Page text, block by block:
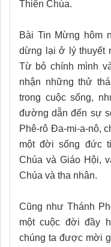
Thiên Chúa.
Bài Tin Mừng hôm
dừng lại ở lý thuyết
Từ bỏ chính mình
nhận những thử
trong cuộc sống,
đường dẫn đến sự
Phê-rô Đa-mi-a-nô,
một đời sống đức
Chúa và Giáo Hội,
Chúa và tha nhân.
Cũng như Thánh
một cuộc đời đầy
chúng ta được mời